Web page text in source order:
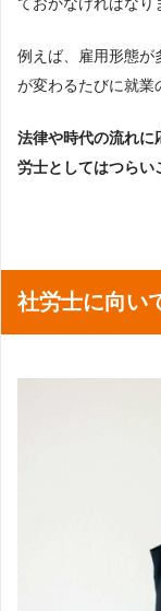
例えば、雇用形態が
が変わるたびに就業
法律や時代の流れに
労士としてはつらい
社労士に向い